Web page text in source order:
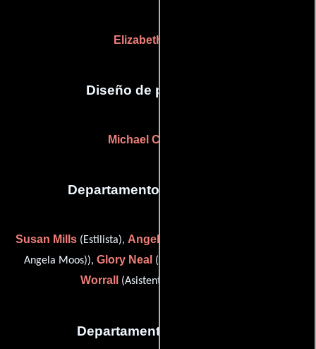
Elizabeth Palmer
Diseño de producción
Michael Corenblith
Departamento de maquillaje
Susan Mills(Estilista), Angela Moos
Angela Moos)), Glory Neal (Asistente de estilista) y
Worrall
(Asistente de maquillaje)
Departamento de musica